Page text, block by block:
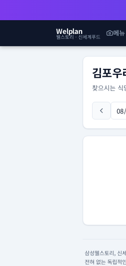
Welplan
웰스토리 · 신세계푸드 메
김포우
찾으시는 식
삼성웰스토리, 신
전혀 없는 독립적